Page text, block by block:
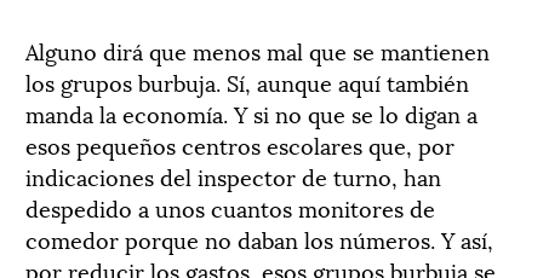
Alguno dirá que menos mal que se mantienen
los grupos burbuja. Sí, aunque aquí también
manda la economía. Y si no que se lo digan a
esos pequeños centros escolares que, por
indicaciones del inspector de turno, han
despedido a unos cuantos monitores de
comedor porque no daban los números. Y así,
por reducir los gastos, esos grupos burbuja se